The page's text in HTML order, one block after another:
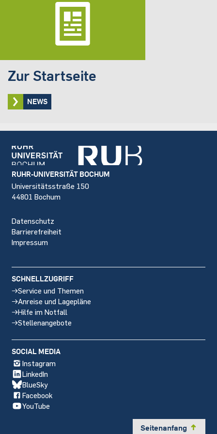
Zur Startseite
NEWS
Footer
RUHR-UNIVERSITÄT BOCHUM
Universitätsstraße 150
44801 Bochum
Datenschutz
Barrierefreiheit
Impressum
SCHNELLZUGRIFF
Service und Themen
Anreise und Lagepläne
Hilfe im Notfall
Stellenangebote
SOCIAL MEDIA
Instagram
LinkedIn
BlueSky
Facebook
YouTube
Seitenanfang y